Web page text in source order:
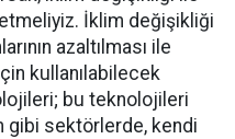
İklim değişikliği
azaltılması ile
kullanılabilecek
bu teknolojileri
gibi sektörlerde, kendi